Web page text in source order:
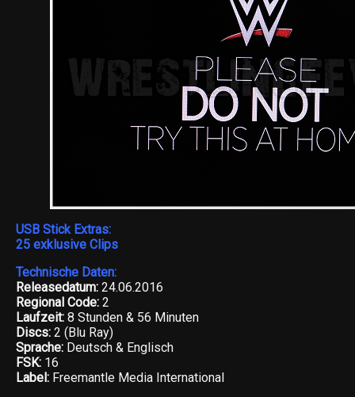
USB Stick Extras:
25 exklusive Clips
Technische Daten:
Releasedatum: 24.06.2016
Regional Code: 2
Laufzeit: 8 Stunden & 56 Minuten
Discs: 2 (Blu Ray)
Sprache: Deutsch & Englisch
FSK: 16
Label: Freemantle Media International